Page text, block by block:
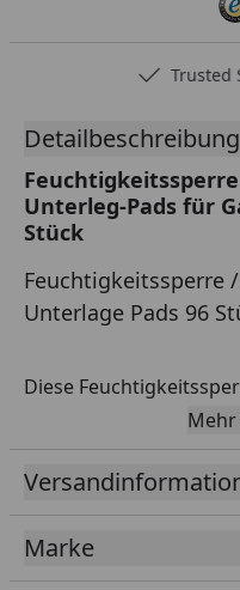
Trusted
Detailbeschreibung
Unterleg-Pads für
Stück
Feuchtigkeitssperre
Unterlage Pads 96
Diese
schützen die
Pads werden einfach
gelegtund schützen
Feuchtigkeit und
Beschädigungen am
Mehr
Marke